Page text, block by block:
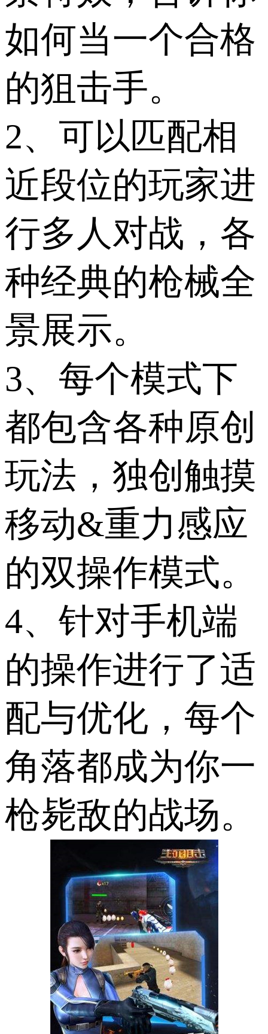
如何当一个合格
的狙击手。
2、可以匹配相
近段位的玩家进
行多人对战，各
种经典的枪械全
景展示。
3、每个模式下
都包含各种原创
玩法，独创触摸
移动&重力感应
的双操作模式。
4、针对手机端
的操作进行了适
配与优化，每个
角落都成为你一
枪毙敌的战场。